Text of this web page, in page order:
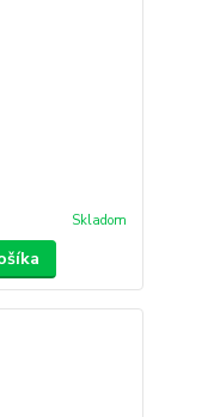
Skladom